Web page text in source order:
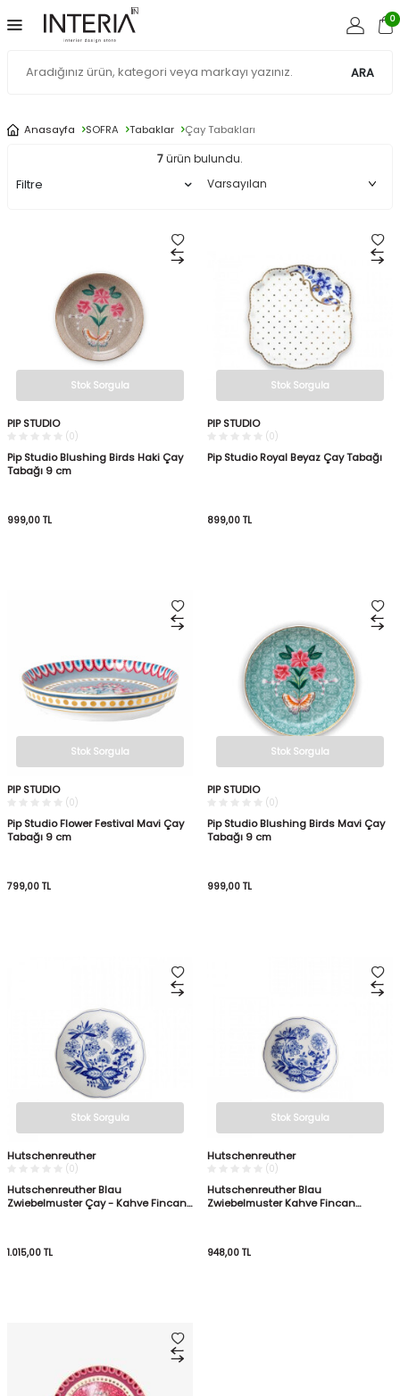
ARA
0
Anasayfa SOFRA Tabaklar Çay Tabakları
Filtre
7ürün bulundu.
Stok Sorgula
PIP STUDIO
(0)
Pip Studio Blushing Birds Haki Çay
Tabağı 9 cm
999,00 TL
Stok Sorgula
PIP STUDIO
(0)
Pip Studio Royal Beyaz Çay Tabağı
899,00 TL
Stok Sorgula
PIP STUDIO
(0)
Pip Studio Flower Festival Mavi Çay
Tabağı 9 cm
799,00 TL
Stok Sorgula
PIP STUDIO
(0)
Pip Studio Blushing Birds Mavi Çay
Tabağı 9 cm
999,00 TL
Stok Sorgula
Hutschenreuther
(0)
Hutschenreuther Blau
Zwiebelmuster Çay - Kahve Fincan
1.015,00 TL
Stok Sorgula
Hutschenreuther
(0)
Hutschenreuther Blau
Zwiebelmuster Kahve Fincan
948,00 TL